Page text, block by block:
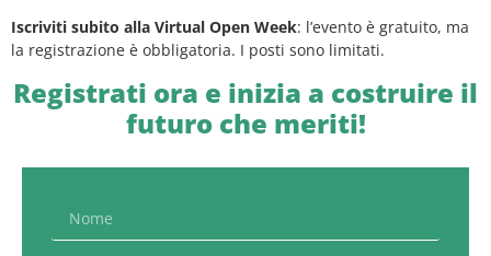
Iscriviti subito alla Virtual Open Week: l’evento è gratuito, ma
la registrazione è obbligatoria. I posti sono limitati.
Registrati ora e inizia a costruire il
futuro che meriti!